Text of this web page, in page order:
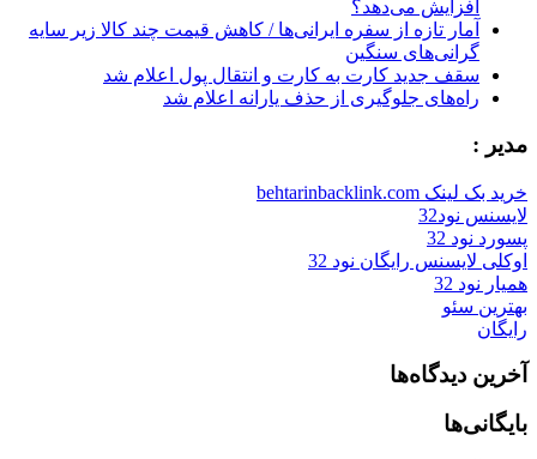
افزایش می‌دهد؟
آمار تازه از سفره ایرانی‌ها / کاهش قیمت چند کالا زیر سایه
گرانی‌های سنگین
سقف جدید کارت به کارت و انتقال پول اعلام شد
راه‌های جلوگیری از حذف یارانه اعلام شد
مدیر :
خرید بک لینک behtarinbacklink.com
لایسنس نود32
پسورد نود 32
اوکلی لایسنس رایگان نود 32
همیار نود 32
بهترین سئو
رایگان
آخرین دیدگاه‌ها
بایگانی‌ها